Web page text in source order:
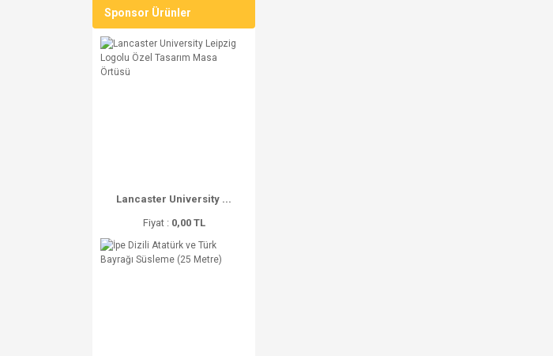
Sponsor Ürünler
Lancaster University ...
Fiyat : 0,00 TL